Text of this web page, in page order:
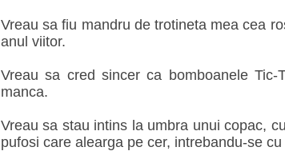
Vreau sa fiu mandru de trotineta mea cea
anul viitor.
Vreau sa cred sincer ca bomboanele
manca.
Vreau sa stau intins la umbra unui copac,
pufosi care alearga pe cer, intrebandu-se